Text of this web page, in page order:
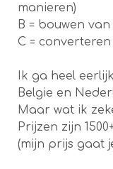
manieren)
B = bouwen
C =
Ik ga heel
Belgie en
Maar wat ik
Prijzen zijn
(mijn prijs gaat